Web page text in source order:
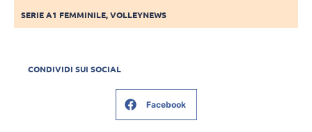
SERIE A1 FEMMINILE,VOLLEYNEWS
CONDIVIDI SUI SOCIAL
Facebook